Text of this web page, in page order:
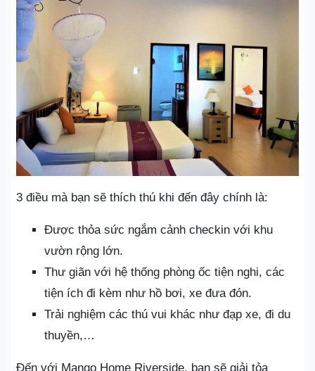
3 điều mà bạn sẽ thích thú khi đến đây chính là:
Được thỏa sức ngắm cảnh checkin với khu
vườn rộng lớn.
Thư giãn với hệ thống phòng ốc tiện nghi, các
tiện ích đi kèm như hồ bơi, xe đưa đón.
Trải nghiệm các thú vui khác như đạp xe, đi du
thuyền,…
Đến với Mango Home Riverside, bạn sẽ giải tỏa